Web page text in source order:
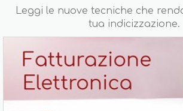
Leggi le nuove tecniche che
tua indicizzazione.